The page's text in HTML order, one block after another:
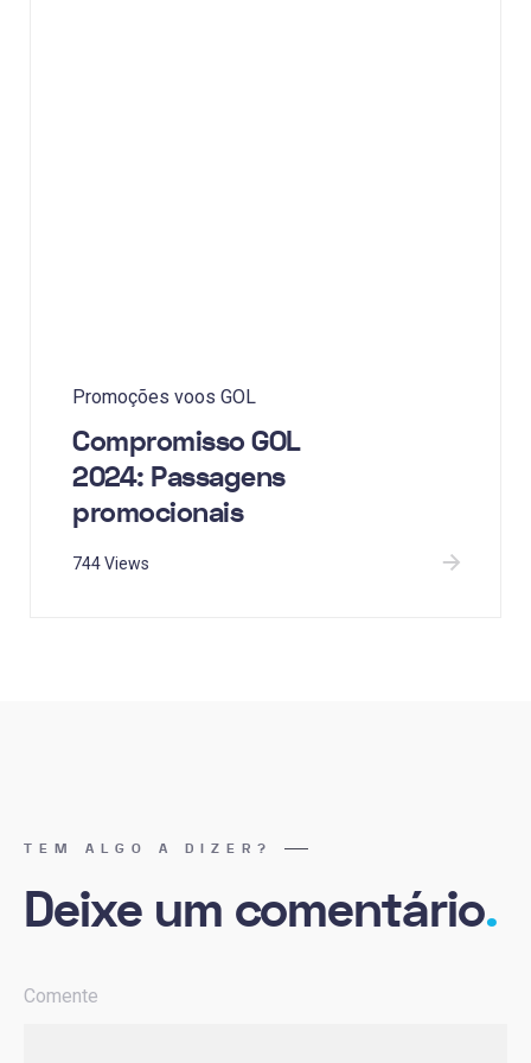
Promoções voos GOL
Compromisso GOL
2024: Passagens
promocionais
744 Views
TEM ALGO A DIZER?
Deixe um comentário.
Comente